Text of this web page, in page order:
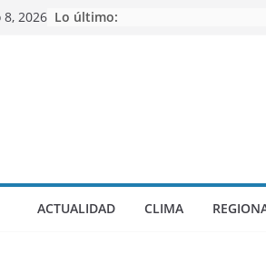
2026 Lo último:
ACTUALIDAD CLIMA